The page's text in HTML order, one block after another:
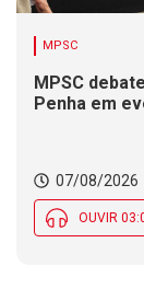
MPSC
MPSC
Penha em
07/08/2026
OUVIR